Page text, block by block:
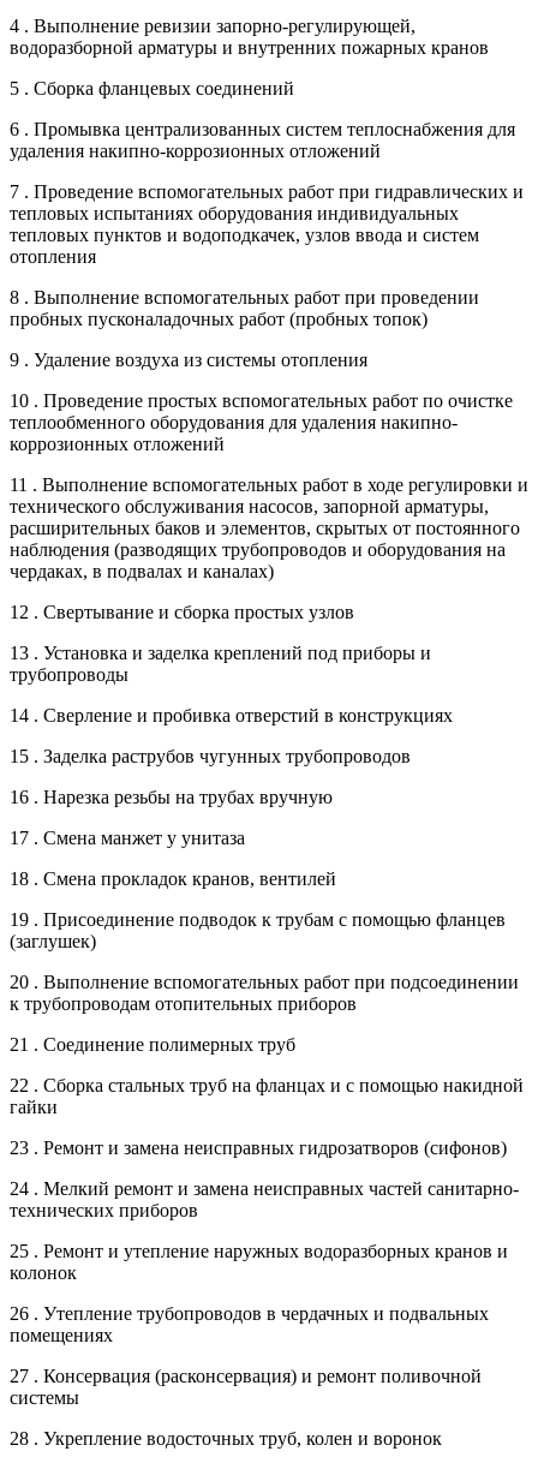
4 . Выполнение ревизии запорно-регулирующей,
водоразборной арматуры и внутренних пожарных кранов
5 . Сборка фланцевых соединений
6 . Промывка централизованных систем теплоснабжения для
удаления накипно-коррозионных отложений
7 . Проведение вспомогательных работ при гидравлических и
тепловых испытаниях оборудования индивидуальных
тепловых пунктов и водоподкачек, узлов ввода и систем
отопления
8 . Выполнение вспомогательных работ при проведении
пробных пусконаладочных работ (пробных топок)
9 . Удаление воздуха из системы отопления
10 . Проведение простых вспомогательных работ по очистке
теплообменного оборудования для удаления накипно-
коррозионных отложений
11 . Выполнение вспомогательных работ в ходе регулировки и
технического обслуживания насосов, запорной арматуры,
расширительных баков и элементов, скрытых от постоянного
наблюдения (разводящих трубопроводов и оборудования на
чердаках, в подвалах и каналах)
12 . Свертывание и сборка простых узлов
13 . Установка и заделка креплений под приборы и
трубопроводы
14 . Сверление и пробивка отверстий в конструкциях
15 . Заделка раструбов чугунных трубопроводов
16 . Нарезка резьбы на трубах вручную
17 . Смена манжет у унитаза
18 . Смена прокладок кранов, вентилей
19 . Присоединение подводок к трубам с помощью фланцев
(заглушек)
20 . Выполнение вспомогательных работ при подсоединении
к трубопроводам отопительных приборов
21 . Соединение полимерных труб
22 . Сборка стальных труб на фланцах и с помощью накидной
гайки
23 . Ремонт и замена неисправных гидрозатворов (сифонов)
24 . Мелкий ремонт и замена неисправных частей санитарно-
технических приборов
25 . Ремонт и утепление наружных водоразборных кранов и
колонок
26 . Утепление трубопроводов в чердачных и подвальных
помещениях
27 . Консервация (расконсервация) и ремонт поливочной
системы
28 . Укрепление водосточных труб, колен и воронок